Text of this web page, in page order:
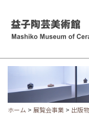
ホーム > 展覧会事業 > 出版物